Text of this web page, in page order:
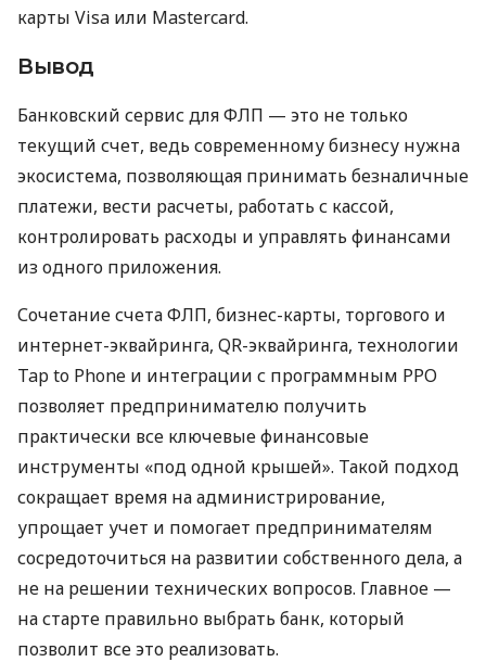
карты Visa или Mastercard.
Вывод
Банковский сервис для ФЛП — это не только
текущий счет, ведь современному бизнесу нужна
экосистема, позволяющая принимать безналичные
платежи, вести расчеты, работать с кассой,
контролировать расходы и управлять финансами
из одного приложения.
Сочетание счета ФЛП, бизнес-карты, торгового и
интернет-эквайринга, QR-эквайринга, технологии
Tap to Phone и интеграции с программным РРО
позволяет предпринимателю получить
практически все ключевые финансовые
инструменты «под одной крышей». Такой подход
сокращает время на администрирование,
упрощает учет и помогает предпринимателям
сосредоточиться на развитии собственного дела, а
не на решении технических вопросов. Главное —
на старте правильно выбрать банк, который
позволит все это реализовать.